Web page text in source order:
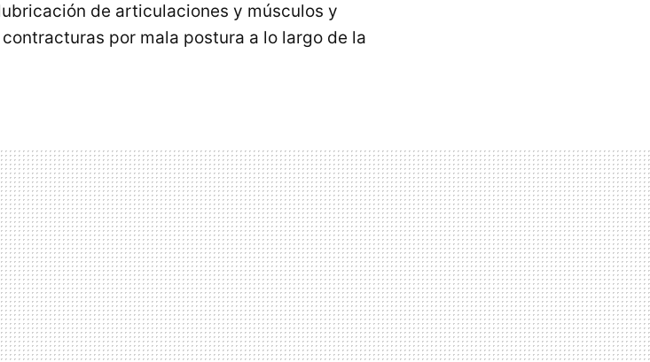
de articulaciones y músculos y
por mala postura a lo largo de la